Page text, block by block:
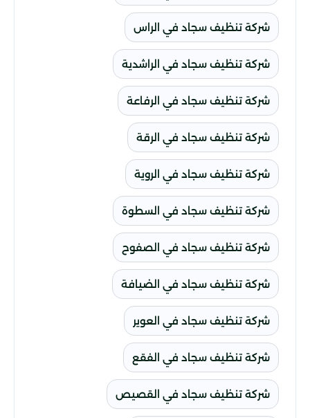
شركة تنظيف سجاد في الراس
شركة تنظيف سجاد في الراشدية
شركة تنظيف سجاد في الرفاعة
شركة تنظيف سجاد في الرقة
شركة تنظيف سجاد في الروية
شركة تنظيف سجاد في السطوة
شركة تنظيف سجاد في الصفوح
شركة تنظيف سجاد في الضيافة
شركة تنظيف سجاد في العوير
شركة تنظيف سجاد في الفقع
شركة تنظيف سجاد في القصيص